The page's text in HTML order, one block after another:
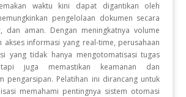
waktu kini dapat digantikan oleh
pengelolaan dokumen secara
dan aman. Dengan meningkatnya volume
akses informasi yang real-time, perusahaan
yang tidak hanya mengotomatisasi tugas
juga memastikan keamanan dan
pengarsipan. Pelatihan ini dirancang untuk
memahami pentingnya sistem otomasi